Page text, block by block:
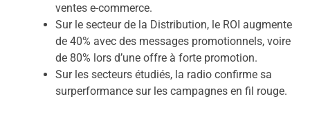
ventes e-commerce.
Sur le secteur de la Distribution, le ROI augmente
de 40% avec des messages promotionnels, voire
de 80% lors d’une offre à forte promotion.
Sur les secteurs étudiés, la radio confirme sa
surperformance sur les campagnes en fil rouge.